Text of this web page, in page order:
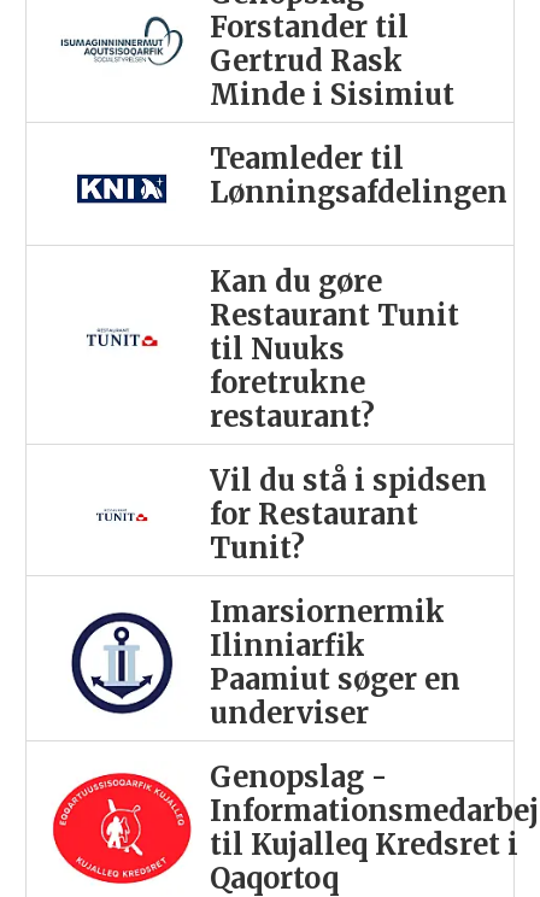
Forstander til
Gertrud Rask
Minde i Sisimiut
Teamleder til
Lønningsafdelingen
Kan du gøre
Restaurant Tunit
til Nuuks
foretrukne
restaurant?
Vil du stå i spidsen
for Restaurant
Tunit?
Imarsiornermik
Ilinniarfik
Paamiut søger en
underviser
Genopslag -
til Kujalleq Kredsret i
Qaqortoq